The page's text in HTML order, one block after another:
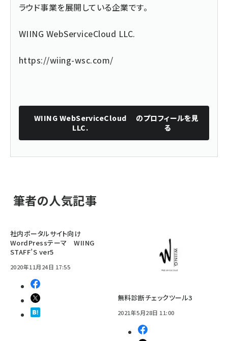
ラウド事業を展開している企業です。
WIING WebServiceCloud LLC.
https://wiing-wsc.com/
WIING WebServiceCloud
LLC.
のプロフィールを見
る
筆者の人気記事
社内ポータルサイト向け
WordPressテーマ WIING
STAFF’S ver5
2020年11月24日 17:55
無料診断チェックツール3
2021年5月28日 11:00